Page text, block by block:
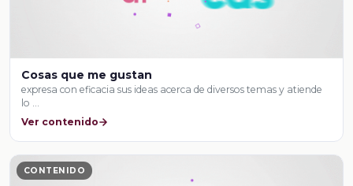
Cosas que me gustan
expresa con eficacia sus ideas acerca de diversos temas y atiende
lo …
Ver contenido
CONTENIDO